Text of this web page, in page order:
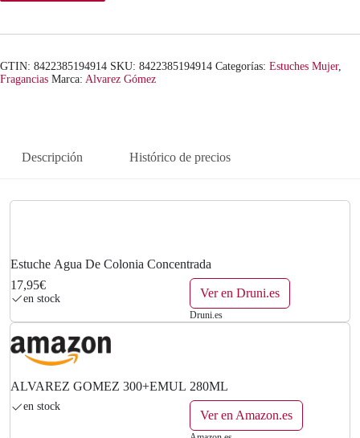
GTIN: 8422385194914 SKU: 8422385194914 Categorías: Estuches Mujer,
Fragancias Marca: Alvarez Gómez
Descripción Histórico de precios
Estuche Agua De Colonia Concentrada
17,95€
en stock Ver en Druni.es
Druni.es
ALVAREZ GOMEZ 300+EMUL 280ML
en stock
Ver en Amazon.es